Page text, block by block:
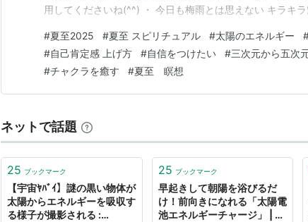
用してくださいね(^^) ・ 今日も梅雨とは思えない キラキ
降り注いでいます。 太陽のエネルギーは活力や生命力の源
ししてくれ、 浄化のパワー…
#夏至2025 #夏至 スピリチュアル #太陽のエネルギー
#自己肯定感 上げ方 #自信をつけたい #三次元から五次
#チャクラを癒す #夏至 瞑想
ネットで話題
25 ブックマーク
【宇宙ﾔﾊﾞｲ】謎の黒い物体が
太陽からエネルギーを吸収す
る様子が撮影される :
25 ブックマーク
早起きして朝陽を浴びるだ
け！前向きになれる「太陽電
池エネルギーチャージ」 | シ